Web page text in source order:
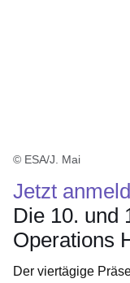
© ESA/J. Mai
Jetzt
Die 10. und
Operations
Der viertägige